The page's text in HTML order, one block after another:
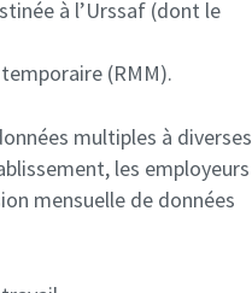
à l’Urssaf (dont le
(RMM).
multiples à diverses
les employeurs
mensuelle de données